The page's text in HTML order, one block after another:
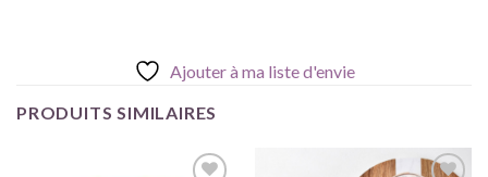
Ajouter à ma liste d'envie
PRODUITS SIMILAIRES